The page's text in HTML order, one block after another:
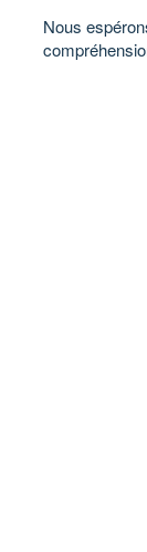
Nous